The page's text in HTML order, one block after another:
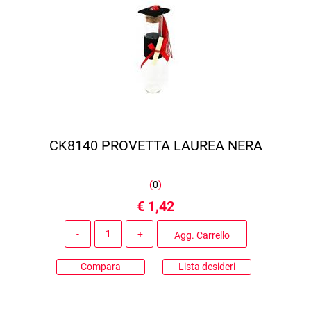
CK8140 PROVETTA LAUREA NERA
(0)
€ 1,42
Agg. Carrello
Compara Lista desideri